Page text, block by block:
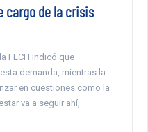
cargo de la crisis
FECH indicó que
demanda, mientras la
en cuestiones como la
va a seguir ahí,